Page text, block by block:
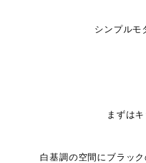
シンプルモ
まずは
白基調の空間にブラッ